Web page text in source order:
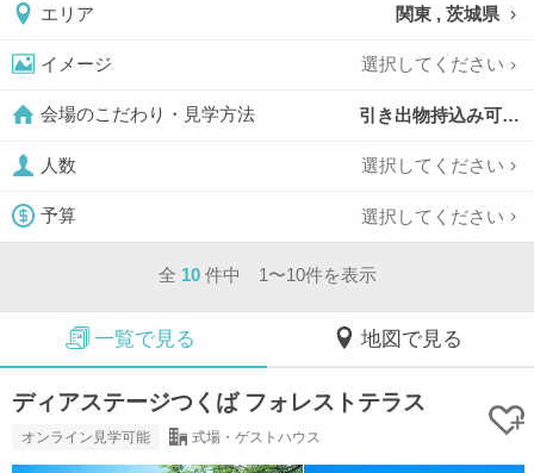
エリア 関東 , 茨城県
イメージ 選択してください
会場のこだわり・見学方法 引き出物持込み可,
人数 選択してください
予算 選択してください
全 10 件中 1〜10件を表示
一覧で見る 地図で見る
ディアステージつくば フォレストテラス
オンライン見学可能 式場・ゲストハウス